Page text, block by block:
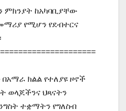
ምክንያት ከአካባቢያቸው
የሚሆን የደብተርና
ክልል የተለያዩ ዞኖች
ወላጆችንና ህጻናትን
ተቋማትን የግለስብ